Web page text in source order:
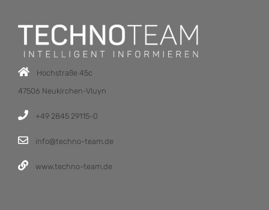
Hochstraße 45c
47506 Neukirchen-Vluyn
+49 2845 29115-0
info@techno-team.de
www.techno-team.de